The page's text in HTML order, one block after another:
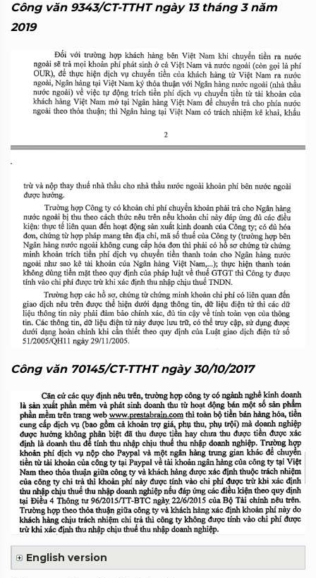
Công văn 9343/CT-TTHT ngày 13 tháng 3 năm
2019
Công văn 70145/CT-TTHT ngày 30/10/2017
English version